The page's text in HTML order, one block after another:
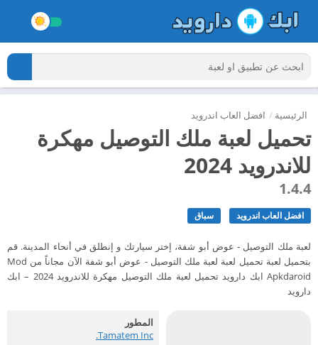
الرئيسية / افضل العاب اندرويد
تحميل لعبة ملك التوصيل مهكرة
للاندرويد 2024
1.4.4
افضل العاب اندرويد سباق
لعبة ملك التوصيل - عوض أبو شفة، إختر سيارتك و إنطلق في أنحاء المدينة. قم
بتحميل لعبة تحميل لعبة لعبة ملك التوصيل - عوض أبو شفة الآن مجاناً من Mod
Apkdaroid ابك دارويد تحميل لعبة ملك التوصيل مهكرة للاندرويد 2024 – ابك
دارويد
المطور
Tamatem Inc.‏